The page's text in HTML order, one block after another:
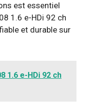
est essentiel
1.6 e-HDi 92 ch
et durable sur
1.6 e-HDi 92 ch